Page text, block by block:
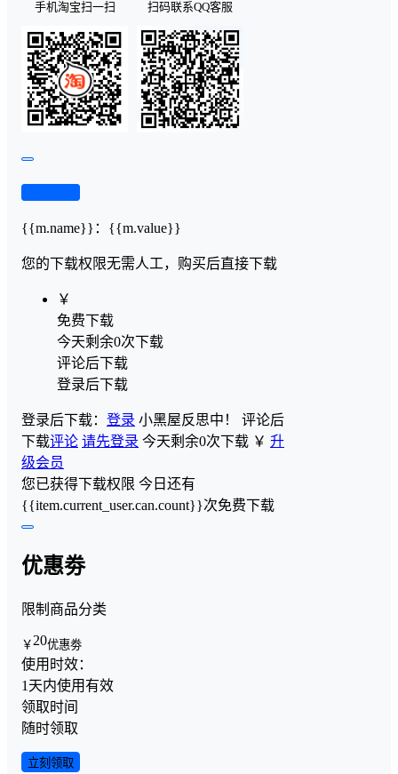
手机淘宝扫一扫 扫码联系QQ客服
{{m.name}} ： {{m.value}}
您的下载权限无需人工，购买后直接下载
￥
免费下载
今天剩余0次下载
评论后下载
登录后下载
登录后下载： 登录 小黑屋反思中！ 评论后
下载评论 请先登录 今天剩余0次下载 ￥ 升
级会员
您已获得下载权限 今日还有
{{item.current_user.can.count}}次免费下载
优惠劵
限制商品分类
￥ 20优惠劵
使用时效：
1天内使用有效
领取时间
随时领取
立刻领取